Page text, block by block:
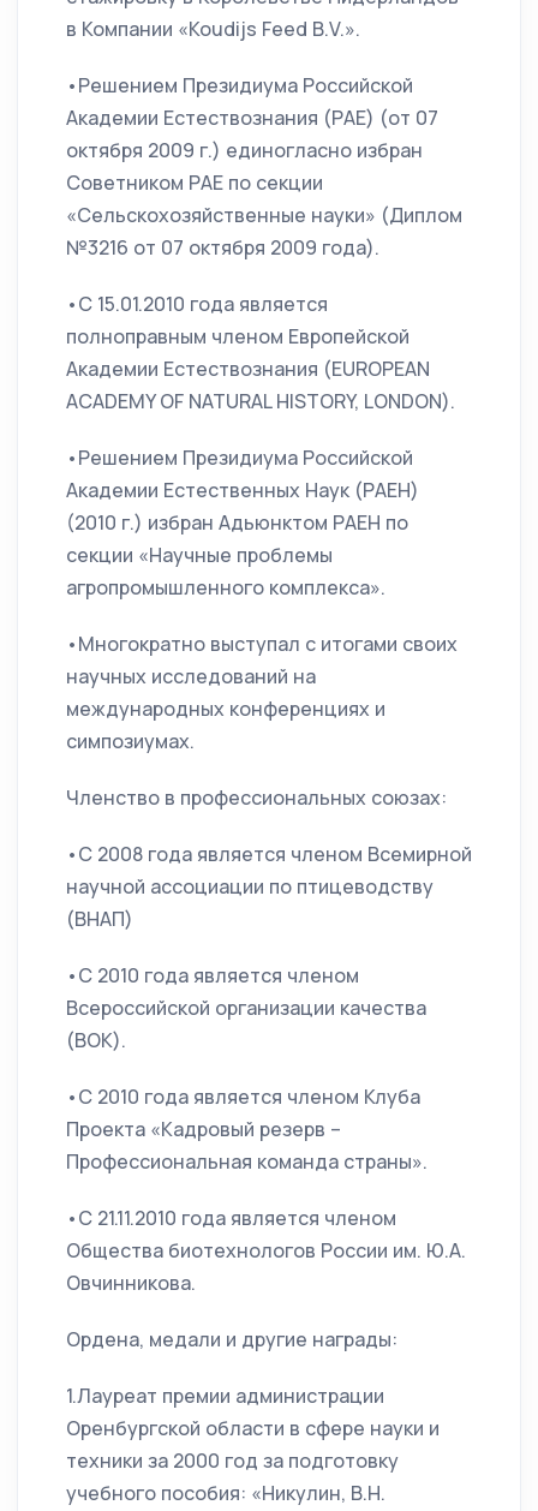
в Компании «Koudijs Feed B.V.».
•Решением Президиума Российской
Академии Естествознания (РАЕ) (от 07
октября 2009 г.) единогласно избран
Советником РАЕ по секции
«Сельскохозяйственные науки» (Диплом
№3216 от 07 октября 2009 года).
•С 15.01.2010 года является
полноправным членом Европейской
Академии Естествознания (EUROPEAN
ACADEMY OF NATURAL HISTORY, LONDON).
•Решением Президиума Российской
Академии Естественных Наук (РАЕН)
(2010 г.) избран Адьюнктом РАЕН по
секции «Научные проблемы
агропромышленного комплекса».
•Многократно выступал с итогами своих
научных исследований на
международных конференциях и
симпозиумах.
Членство в профессиональных союзах:
•С 2008 года является членом Всемирной
научной ассоциации по птицеводству
(ВНАП)
•С 2010 года является членом
Всероссийской организации качества
(ВОК).
•С 2010 года является членом Клуба
Проекта «Кадровый резерв –
Профессиональная команда страны».
•С 21.11.2010 года является членом
Общества биотехнологов России им. Ю.А.
Овчинникова.
Ордена, медали и другие награды:
1.Лауреат премии администрации
Оренбургской области в сфере науки и
техники за 2000 год за подготовку
учебного пособия: «Никулин, В.Н.